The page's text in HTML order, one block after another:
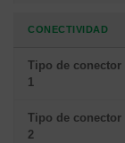
CONECTIVIDAD
Tipo de conector
1
Tipo de conector
2